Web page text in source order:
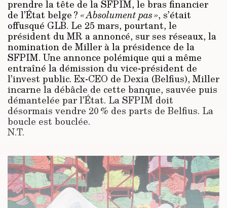
prendre la tête de la SFPIM, le bras financier
de l’État belge ? « Absolument pas », s’était
offusqué GLB. Le 25 mars, pourtant, le
président du MR a annoncé, sur ses réseaux, la
nomination de Miller à la présidence de la
SFPIM. Une annonce polémique qui a même
entraîné la démission du vice-président de
l’invest public. Ex-CEO de Dexia (Belfius), Miller
incarne la débâcle de cette banque, sauvée puis
démantelée par l’État. La SFPIM doit
désormais vendre 20 % des parts de Belfius. La
boucle est bouclée.
N.T.